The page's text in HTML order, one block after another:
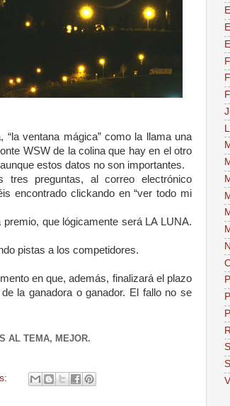
ventana mágica” como la llama una
WSW de la colina que hay en el otro
estos datos no son importantes.
preguntas, al correo electrónico
encontrado clickando en “ver todo mi
que lógicamente será LA LUNA.
pistas a los competidores.
en que, además, finalizará el plazo
la ganadora o ganador. El fallo no se
AL TEMA, MEJOR.